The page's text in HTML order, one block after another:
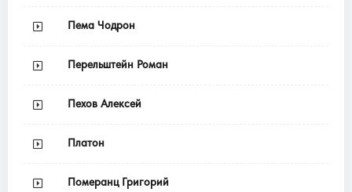
Пема Чодрон
Перельштейн Роман
Пехов Алексей
Платон
Померанц Григорий